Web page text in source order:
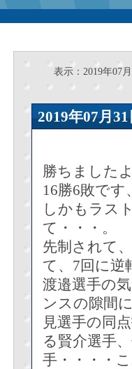
表示：2019年07月
2019年07
勝ちました
16勝6敗で
しかもラス
て・・・。
先制されて
て、7回に逆
渡邉選手の
ンスの隙間
見選手の同
る賢介選手
手・・・・